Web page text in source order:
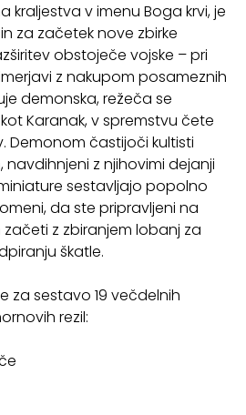
kraljestva v imenu Boga krvi, je
za začetek nove zbirke
obstoječe vojske – pri
z nakupom posameznih
demonska, režeča se
Karanak, v spremstvu čete
Demonom častijoči kultisti
z njihovimi dejanji
sestavljajo popolno
da ste pripravljeni na
z zbiranjem lobanj za
škatle.
za sestavo 19 večdelnih
rezil: